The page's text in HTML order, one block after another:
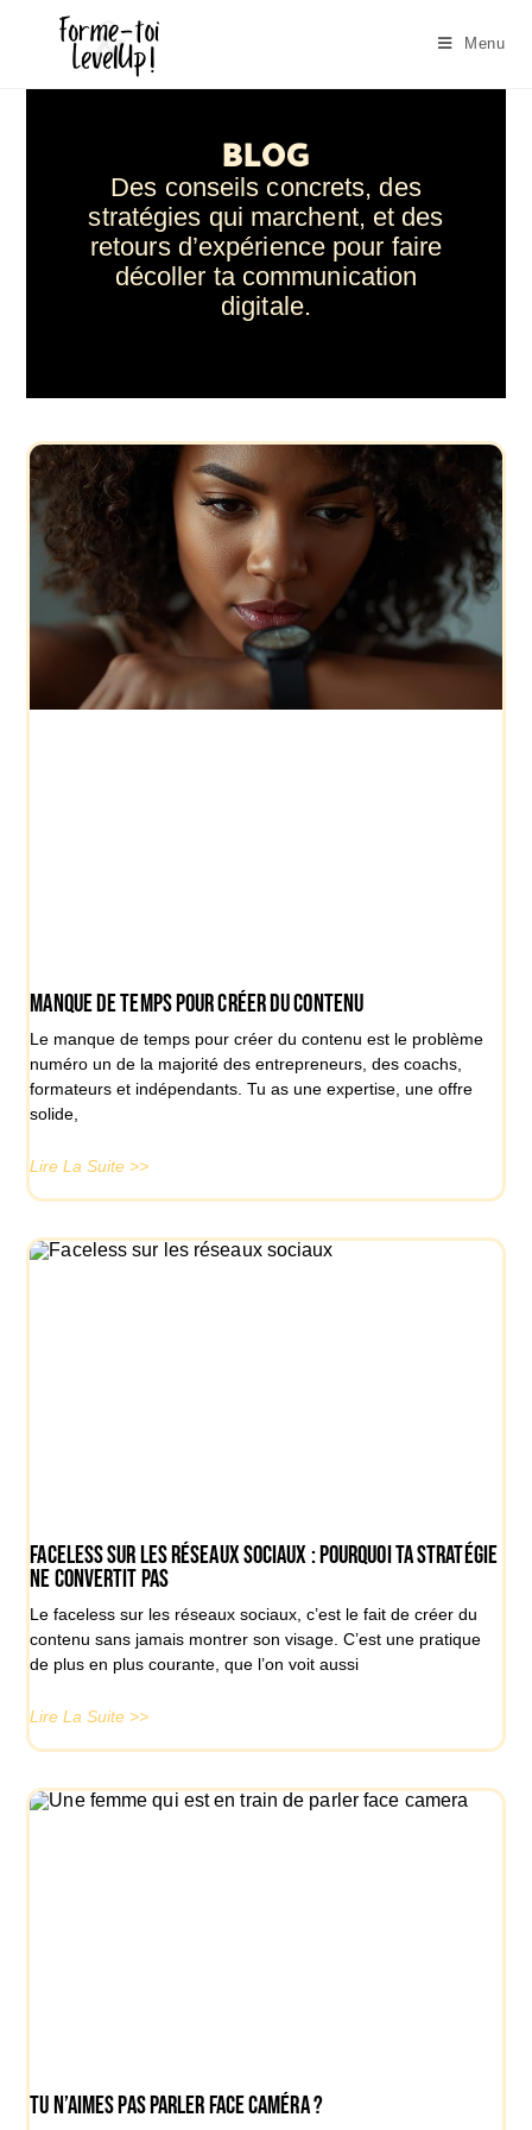
Menu
BLOG
Des conseils concrets, des
stratégies qui marchent, et des
retours d’expérience pour faire
décoller ta communication
digitale.
Manque de temps pour créer du contenu
Le manque de temps pour créer du contenu est le problème
numéro un de la majorité des entrepreneurs, des coachs,
formateurs et indépendants. Tu as une expertise, une offre
solide,
Lire La Suite >>
Faceless sur les réseaux sociaux : pourquoi ta stratégie
ne convertit pas
Le faceless sur les réseaux sociaux, c’est le fait de créer du
contenu sans jamais montrer son visage. C’est une pratique
de plus en plus courante, que l’on voit aussi
Lire La Suite >>
Tu n’aimes pas parler face caméra ?